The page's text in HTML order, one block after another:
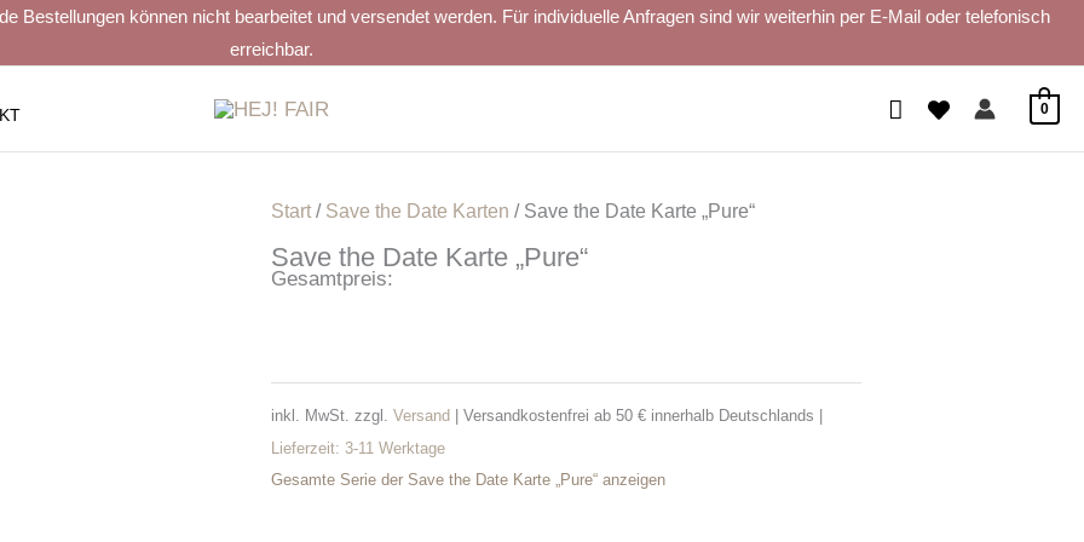
Bestellungen können nicht bearbeitet und versendet werden. Für individuelle Anfragen sind wir weiterhin per E-Mail oder telefonisch
erreichbar.
Suchen 0
Start / Save the Date Karten / Save the Date Karte „Pure“
Save the Date Karte „Pure“
Gesamtpreis:
inkl. MwSt. zzgl. Versand
| Versandkostenfrei ab 50 € innerhalb Deutschlands |
Lieferzeit: 3-11 Werktage
Gesamte Serie der Save the Date Karte „Pure“ anzeigen